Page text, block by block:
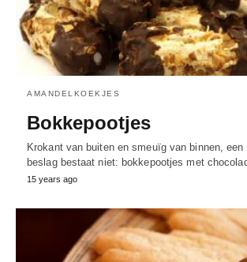
AMANDELKOEKJES
Bokkepootjes
Krokant van buiten en smeuïg van binnen,
beslag bestaat niet: bokkepootjes met
15 years ago